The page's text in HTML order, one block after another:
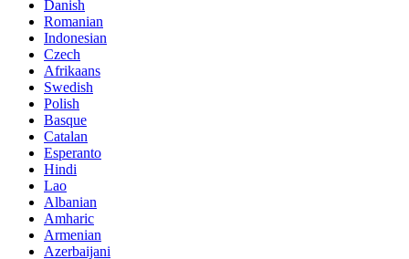
Danish
Romanian
Indonesian
Czech
Afrikaans
Swedish
Polish
Basque
Catalan
Esperanto
Hindi
Lao
Albanian
Amharic
Armenian
Azerbaijani